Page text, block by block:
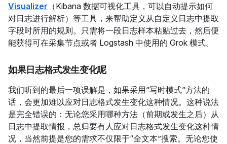
Visualizer （Kibana 数据可视化工具，可以自动提示如何
对日志进行解析）等工具，来帮助定义从自定义日志中提取
字段时所用的规则。只需将一段日志样本粘贴过去，然后便
能获得可在采集节点或者 Logstash 中使用的 Grok 模式。
如果日志格式发生变化呢
我们听到的最后一项误解是，如果采用“写时模式”方法的
话，会更加难以应对日志格式发生变化这种情况。这种说法
是完全错误的：无论您采用哪种方法（前期或发生之后）从
日志中提取情报，总归要有人应对日志格式发生变化这种情
况，当然前提是您的需求不仅限于“全文本”搜索。无论您使